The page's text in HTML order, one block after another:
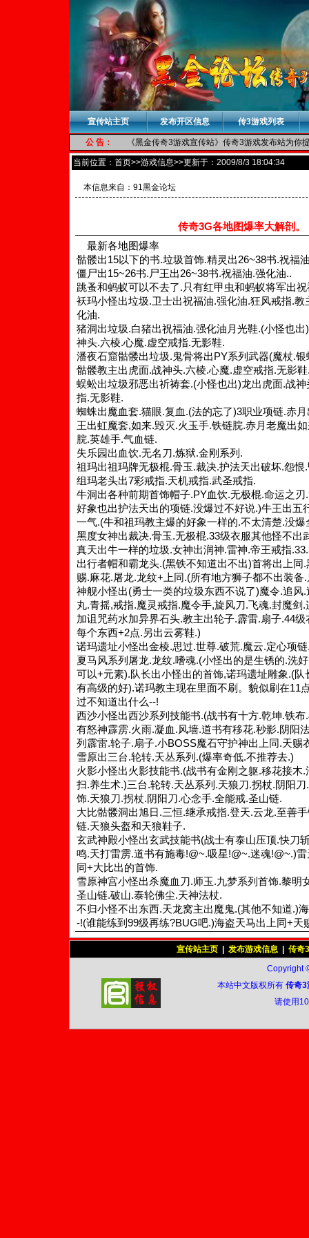
宣传站主页 发布开区信息 传3游戏列表
公 告： 《黑金传奇3游戏宣传站》传奇3游戏发布站为
当前位置： 首页>>游戏信息>>更新于：2009/8/3 18:04:34
本信息来自： 91黑金论坛
传奇3G各地图爆率大解剖。
最新各地图爆率
骷髅出15以下的书.垃圾首饰.精灵出26~38书.祝福
僵尸出15~26书.尸王出26~38书.祝福油.强化油..
跳蚤和蚂蚁可以不去了.只有红甲虫和蚂蚁将军出
袄玛小怪出垃圾.卫士出祝福油.强化油.狂风戒指.教
化油.
猪洞出垃圾.白猪出祝福油.强化油月光鞋.(小怪也
神头.六棱.心魔.虚空戒指.无影鞋.
潘夜石窟骷髅出垃圾.鬼骨将出PY系列武器(魔杖.
骷髅教主出虎面.战神头.六棱.心魔.虚空戒指.无影
蜈蚣出垃圾邪恶出祈祷套.(小怪也出)龙出虎面.战
指.无影鞋.
蜘蛛出魔血套.猫眼.复血.(法的忘了)3职业项链.赤
王出虹魔套,如来.毁灭.火玉手.铁链脘.赤月老魔出
脘.英雄手.气血链.
失乐园出血饮.无名刀.炼狱.金刚系列.
祖玛出祖玛牌无极棍.骨玉.裁决.护法天出破坏.怨恨
组玛老头出7彩戒指.天机戒指.武圣戒指.
牛洞出各种前期首饰帽子.PY血饮.无极棍.命运之
好象也出护法天出的项链.没爆过不好说.)牛王出五
一气.(牛和祖玛教主爆的好象一样的.不太清楚.没爆
黑度女神出裁决.骨玉.无极棍.33级衣服其他怪不出
真天出牛一样的垃圾.女神出润神.雷神.帝王戒指
出行者帽和霸龙头.(黑铁不知道出不出)首将出上同
赐.麻花.屠龙.龙纹+上同.(所有地方狮子都不出装备
神舰小怪出(勇士一类的垃圾东西不说了)魔令.追风
丸.青摇,戒指.魔灵戒指.魔令手,旋风刀.飞魂.封魔剑
加诅咒药水加异界石头.教主出轮子.霹雷.扇子.44
每个东西+2点.另出云雾鞋.)
诺玛遗址小怪出金棱.思过.世尊.破荒.魔云.定心项
夏马风系列屠龙.龙纹.嗜魂.(小怪出的是生锈的.洗
可以+元素).队长出小怪出的首饰,诺玛遗址雕象.(队
有高级的好).诺玛教主现在里面不刷。貌似刷在11
过不知道出什么--!
西沙小怪出西沙系列技能书.(战书有十方.乾坤.铁
有怒神霹雳.火雨.凝血.风墙.道书有移花.秒影.阴阳
列霹雷.轮子.扇子.小BOSS魔石守护神出上同.天赐
雪原出三台.轮转.天丛系列.(爆率奇低.不推荐去.)
火影小怪出火影技能书.(战书有金刚之躯.移花接木
扫.养生术.)三台.轮转.天丛系列.天狼刀.拐杖.阴阳
饰.天狼刀.拐杖.阴阳刀.心念手.全能戒.圣山链.
大比骷髅洞出旭日.三恒.继承戒指.登天.云龙.至善
链.天狼头盔和天狼鞋子.
玄武神殿小怪出玄武技能书(战士有泰山压顶.快刀
鸣.天打雷雳.道书有施毒!@~.吸星!@~.迷魂!@~.)
同+大比出的首饰.
雪原神宫小怪出杀魔血刀.师玉.九梦系列首饰.黎明
圣山链.破山.泰轮佛尘.天神法杖.
不归小怪不出东西.天龙窝主出魔鬼.(其他不知道.)
-!(谁能练到99级再练?BUG吧.)海盗天马出上同+天
宣传站主页 发布游戏信息
传奇
Copyright
本站中文版权所有 传奇3
请使用